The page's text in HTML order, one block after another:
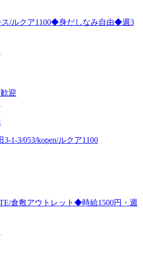
ス/ルクア1100◆身だしなみ自由◆週3
迎
1-3/053/kopen/ルクア1100
倉敷アウトレット◆時給1500円・週